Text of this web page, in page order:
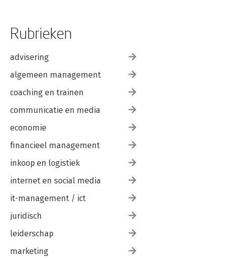
Rubrieken
advisering
algemeen management
coaching en trainen
communicatie en media
economie
financieel management
inkoop en logistiek
internet en social media
it-management / ict
juridisch
leiderschap
marketing